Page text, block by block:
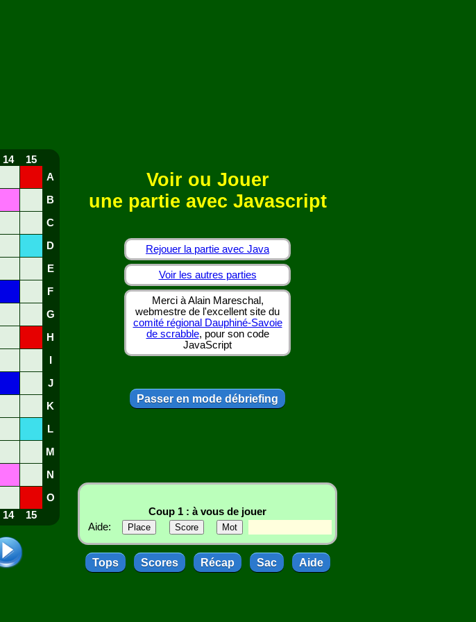
14
15
A
B
C
D
E
F
G
H
J
K
L
M
N
O
14 15
Voir ou Jouer
une partie avec Javascript
Rejouer la partie avec Java
Voir les autres parties
Merci à Alain Mareschal,
webmestre de l'excellent site du
comité régional Dauphiné-Savoie
de scrabble, pour son code
JavaScript
Passer en mode débriefing
Coup 1 : à vous de jouer
Aide:
Tops Scores Récap Sac Aide